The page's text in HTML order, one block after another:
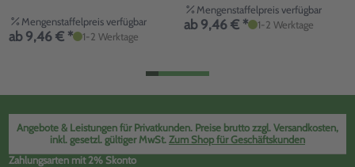
Mengenstaffelpreis verfügbar
ab 9,46 € * 1-2 Werktage
Mengenstaffelpreis verfügbar
ab 9,46 € * 1-2 Werktage
Angebote & Leistungen für Privatkunden. Preise brutto zzgl. Versandkosten,
inkl. gesetzl. gültiger MwSt. Zum Shop für Geschäftskunden
Zahlungsarten mit 2% Skonto